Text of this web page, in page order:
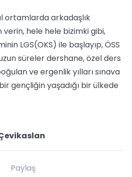
ortamlarda arkadaşlık
verin, hele hele bizimki gibi,
LGS(OKS) ile başlayıp, ÖSS
süreler dershane, özel ders
ve ergenlik yılları sınava
gençliğin yaşadığı bir ülkede
Paylaş